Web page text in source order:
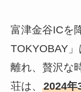
富津金谷ICを
TOKYOBAY
離れ、贅沢な
荘は、 2024年